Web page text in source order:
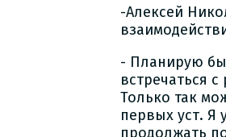
-Алексей
- Планирую
встречаться
Только так
первых уст. Я
продолжать